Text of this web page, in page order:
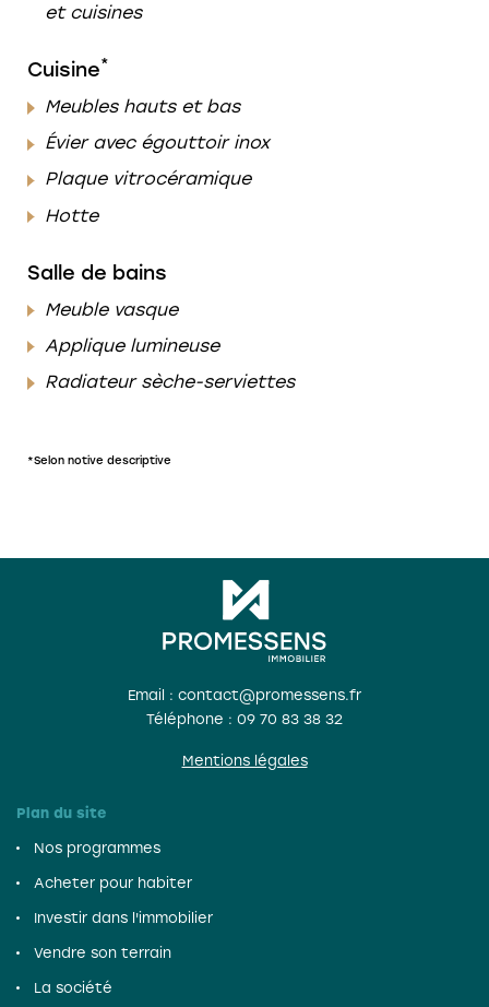
et cuisines
Cuisine*
Meubles hauts et bas
Évier avec égouttoir inox
Plaque vitrocéramique
Hotte
Salle de bains
Meuble vasque
Applique lumineuse
Radiateur sèche-serviettes
*Selon notive descriptive
Email : contact@promessens.fr
Téléphone : 09 70 83 38 32
Mentions légales
Plan du site
Nos programmes
Acheter pour habiter
Investir dans l'immobilier
Vendre son terrain
La société